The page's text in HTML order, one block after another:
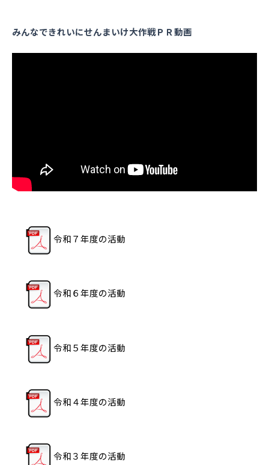
みんなできれいにせんまいけ大作戦ＰＲ動画
令和７年度の活動
令和６年度の活動
令和５年度の活動
令和４年度の活動
令和３年度の活動